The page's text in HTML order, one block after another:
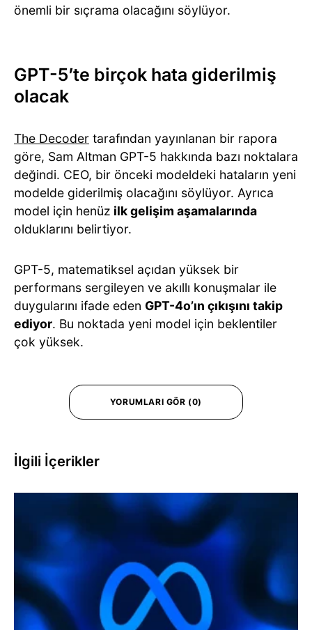
önemli bir sıçrama olacağını söylüyor.
GPT-5’te birçok hata giderilmiş
olacak
The Decoder tarafından yayınlanan bir rapora
göre, Sam Altman GPT-5 hakkında bazı noktalara
değindi. CEO, bir önceki modeldeki hataların yeni
modelde giderilmiş olacağını söylüyor. Ayrıca
model için henüz ilk gelişim aşamalarında
olduklarını belirtiyor.
GPT-5, matematiksel açıdan yüksek bir
performans sergileyen ve akıllı konuşmalar ile
duygularını ifade eden GPT-4o’ın çıkışını takip
ediyor. Bu noktada yeni model için beklentiler
çok yüksek.
YORUMLARI GÖR (0)
İlgili İçerikler